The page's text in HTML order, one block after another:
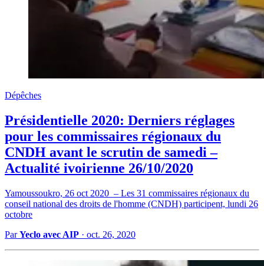
Dépêches
Présidentielle 2020: Derniers réglages
pour les commissaires régionaux du
CNDH avant le scrutin de samedi –
Actualité ivoirienne 26/10/2020
Yamoussoukro, 26 oct 2020 – Les 31 commissaires régionaux du
conseil national des droits de l'homme (CNDH) participent, lundi 26
octobre
ParYeclo avec AIP · oct. 26, 2020